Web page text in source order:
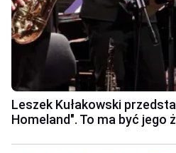
Leszek Kułakowski
Homeland". To ma być jego